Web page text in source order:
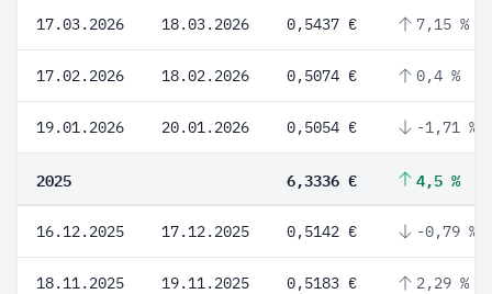
17.03.2026 18.03.2026 0,5437 € 7,15 %
17.02.2026 18.02.2026 0,5074 € 0,4 %
19.01.2026 20.01.2026 0,5054 € -1,71 %
2025 6,3336 € 4,5 %
16.12.2025 17.12.2025 0,5142 € -0,79 %
18.11.2025 19.11.2025 0,5183 € 2,29 %